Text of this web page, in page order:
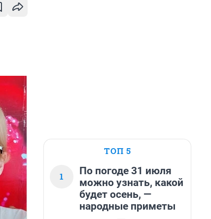
ТОП 5
1
По погоде 31 июля
можно узнать, какой
будет осень, —
народные приметы